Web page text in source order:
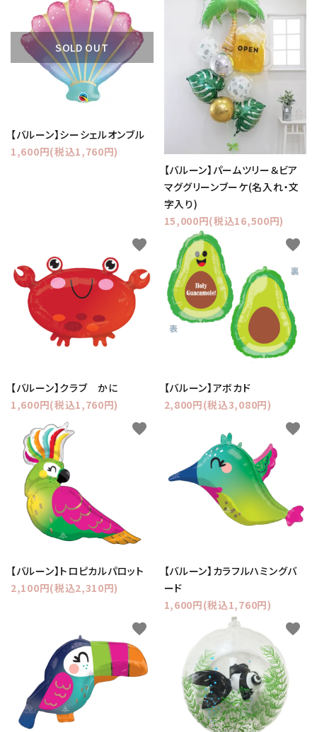
SOLD OUT
【バルーン】シーシェルオンブル
1,600円(税込1,760円)
【バルーン】パームツリー＆ビア
マググリーンブーケ(名入れ・文
字入り)
15,000円(税込16,500円)
【バルーン】クラブ かに
1,600円(税込1,760円)
favorite
【バルーン】アボカド
2,800円(税込3,080円)
favorite
【バルーン】トロピカルパロット
2,100円(税込2,310円)
favorite
【バルーン】カラフルハミングバ
ード
1,600円(税込1,760円)
favorite
favorite favorite